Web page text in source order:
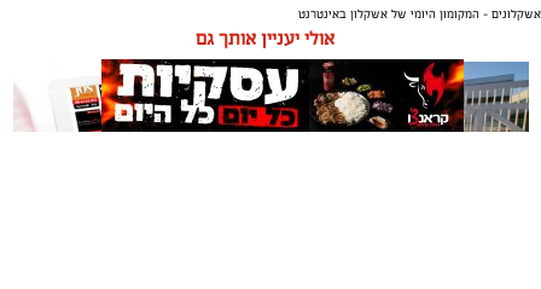
תגים:טקסטיל, חדר שינה, שינה
תכנון נכון של חדר השינה משפיע באופן ישיר על איכות
המנוחה, על רמות האנרגיה בבוקר ועל התחושה הכללית
אשקלונים - המקומון היומי של אשקלון באינטרנט
אולי יעניין אותך גם